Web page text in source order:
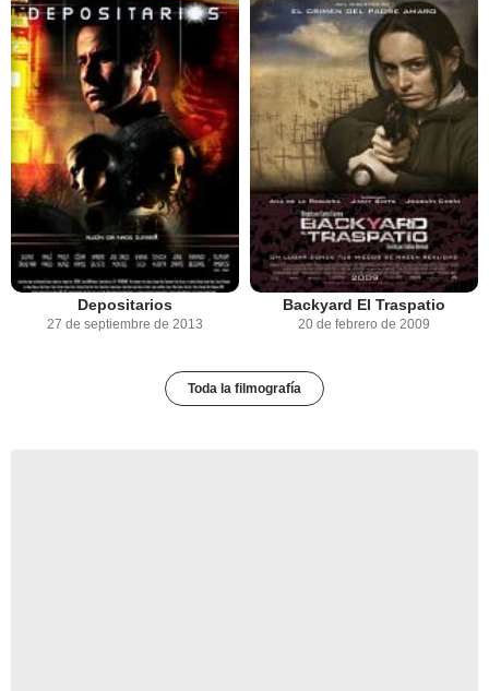
Depositarios
27 de septiembre de 2013
Backyard El Traspatio
20 de febrero de 2009
Toda la filmografía